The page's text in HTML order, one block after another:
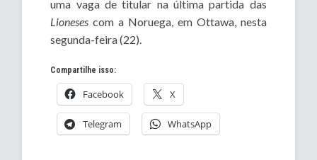
uma vaga de titular na última partida das
Lionesescom a Noruega, em Ottawa, nesta
segunda-feira (22).
Compartilhe isso:
Facebook X
Telegram WhatsApp